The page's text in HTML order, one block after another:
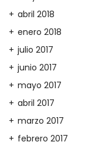
abril 2018
enero 2018
julio 2017
junio 2017
mayo 2017
abril 2017
marzo 2017
febrero 2017